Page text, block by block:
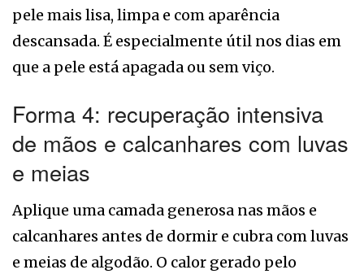
pele mais lisa, limpa e com aparência
descansada. É especialmente útil nos dias em
que a pele está apagada ou sem viço.
Forma 4: recuperação intensiva
de mãos e calcanhares com luvas
e meias
Aplique uma camada generosa nas mãos e
calcanhares antes de dormir e cubra com luvas
e meias de algodão. O calor gerado pelo